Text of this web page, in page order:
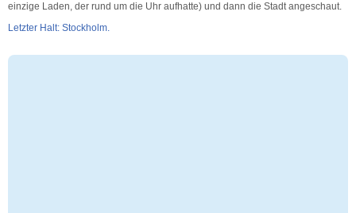
einzige Laden, der rund um die Uhr aufhatte) und dann die Stadt angeschaut.
Letzter Halt: Stockholm.